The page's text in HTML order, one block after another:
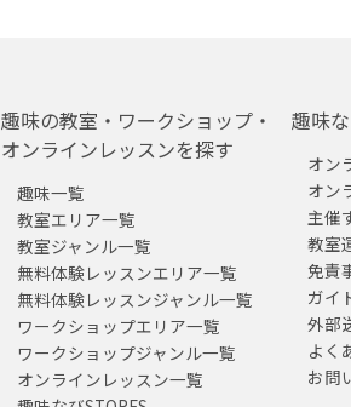
趣味の教室・ワークショップ・
オンラインレッスンを探す
趣味一覧
教室エリア一覧
教室ジャンル一覧
無料体験レッスンエリア一覧
無料体験レッスンジャンル一覧
ワークショップエリア一覧
ワークショップジャンル一覧
オンラインレッスン一覧
趣味
オン
オン
主催
教室
免責
ガイ
外部
よく
お問